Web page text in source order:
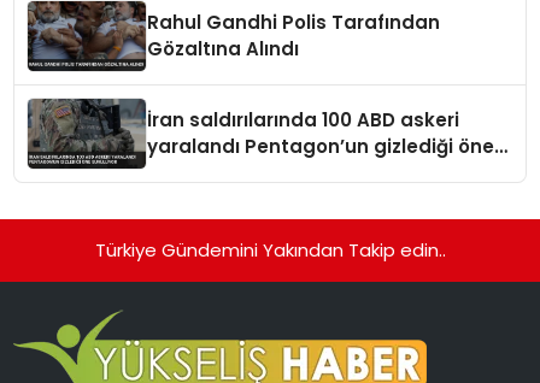
Rahul Gandhi Polis Tarafından
Gözaltına Alındı
İran saldırılarında 100 ABD askeri
yaralandı Pentagon’un gizlediği öne
Türkiye Gündemini Yakından Takip edin..